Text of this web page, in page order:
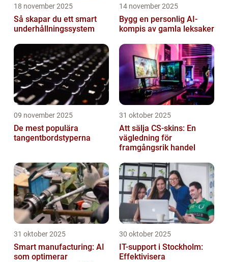
18 november 2025
Så skapar du ett smart
underhållningssystem
14 november 2025
Bygg en personlig AI-
kompis av gamla leksaker
09 november 2025
De mest populära
tangentbordstyperna
31 oktober 2025
Att sälja CS-skins: En
vägledning för
framgångsrik handel
31 oktober 2025
Smart manufacturing: AI
som optimerar
30 oktober 2025
IT-support i Stockholm:
Effektivisera